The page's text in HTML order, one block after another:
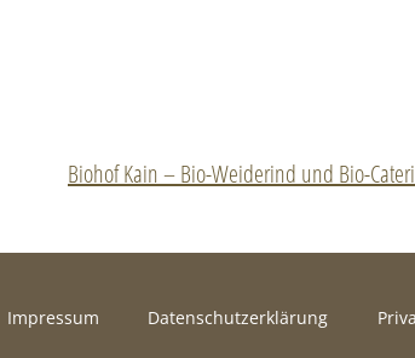
Biohof Kain – Bio-Weiderind und Bio-
Impressum Datenschutzerklärung